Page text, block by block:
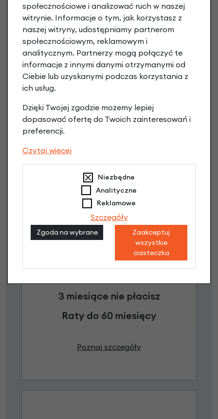
Raty 0%
Raty do 60 miesięcy
Raty 0%
3 miesiące nie płacisz
Raty do 60 miesięcy
Poznaj szczegóły
społecznościowe i analizować ruch w naszej
witrynie. Informacje o tym, jak korzystasz z
naszej witryny, udostępniamy partnerom
społecznościowym, reklamowym i
analitycznym. Partnerzy mogą połączyć te
informacje z innymi danymi otrzymanymi od
Ciebie lub uzyskanymi podczas korzystania z
ich usług.
Dzięki Twojej zgodzie możemy lepiej
dopasować ofertę do Twoich zainteresowań i
preferencji.
Czytaj więcej
Niezbędne
Analityczne
Reklamowe
Szczegóły
Zgoda na wybrane
Zaakceptuj
wszystkie
ciasteczka